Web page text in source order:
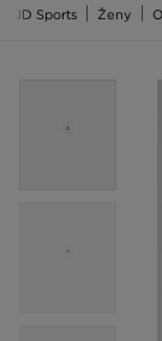
JD Sports Ženy